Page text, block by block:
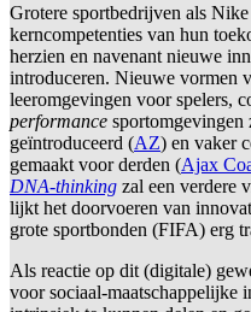
Grotere sportbedrijven als
kerncompetenties van hun
herzien en navenant nieuwe
introduceren. Nieuwe vormen
leeromgevingen voor spelers,
performance sportomgevingen
geïntroduceerd (AZ) en vaker
gemaakt voor derden (Ajax
DNA-thinking zal een verdere
lijkt het doorvoeren van
grote sportbonden (FIFA) erg
Als reactie op dit (digitale)
voor sociaal-maatschappelijke